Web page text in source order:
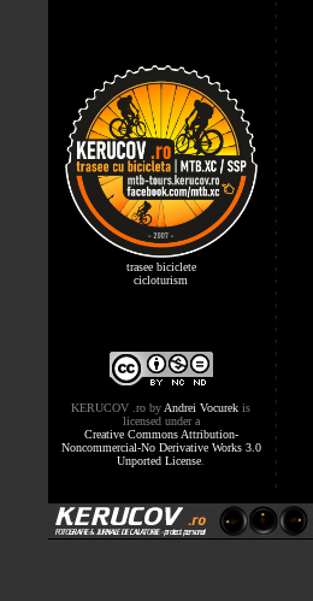
trasee biciclete
cicloturism
KERUCOV .ro by Andrei Vocurek is
licensed under a
Creative Commons Attribution-
Noncommercial-No Derivative Works 3.0
Unported License